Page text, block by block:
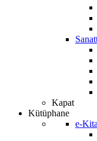
Kapat
Kütüphane
e-